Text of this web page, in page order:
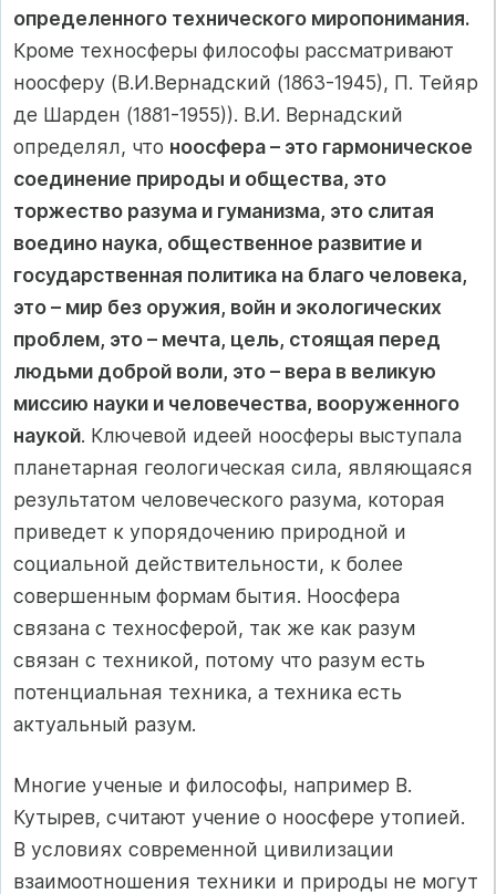
определенного технического миропонимания.
Кроме техносферы философы рассматривают
ноосферу (В.И.Вернадский (1863-1945), П. Тейяр
де Шарден (1881-1955)). В.И. Вернадский
определял, что ноосфера – это гармоническое
соединение природы и общества, это
торжество разума и гуманизма, это слитая
воедино наука, общественное развитие и
государственная политика на благо человека,
это – мир без оружия, войн и экологических
проблем, это – мечта, цель, стоящая перед
людьми доброй воли, это – вера в великую
миссию науки и человечества, вооруженного
наукой. Ключевой идеей ноосферы выступала
планетарная геологическая сила, являющаяся
результатом человеческого разума, которая
приведет к упорядочению природной и
социальной действительности, к более
совершенным формам бытия. Ноосфера
связана с техносферой, так же как разум
связан с техникой, потому что разум есть
потенциальная техника, а техника есть
актуальный разум.
Многие ученые и философы, например В.
Кутырев, считают учение о ноосфере утопией.
В условиях современной цивилизации
взаимоотношения техники и природы не могут